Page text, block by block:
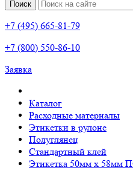
Поиск
+7 (495) 665-81-79
+7 (800) 550-86-10
Заявка
Каталог
Расходные материалы
Этикетки в рулоне
Полуглянец
Стандартный клей
Этикетка 50мм х